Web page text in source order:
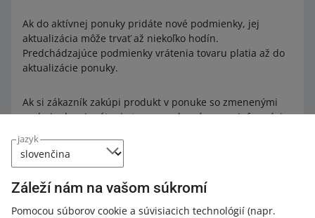
jazyk
Záleží nám na vašom súkromí
Pomocou súborov cookie a súvisiacich technológií (napr.
Ak do aktívnej ponuky pridáte nové podmienky, jej
aktualizácia môže trvať až niekoľko hodín.
Predchádzajúce podmienky vrátenia tovaru platia až do
aktualizácie ponuky.
Ak si zákazník zakúpi produkt v ponuke so zmenenými
podmienkami vrátenia tovaru, zobrazíme mu informácie,
priradená k ponuke, keď zákazník platil za objednávku.
Čo ešte môžete urobiť na tejto karte